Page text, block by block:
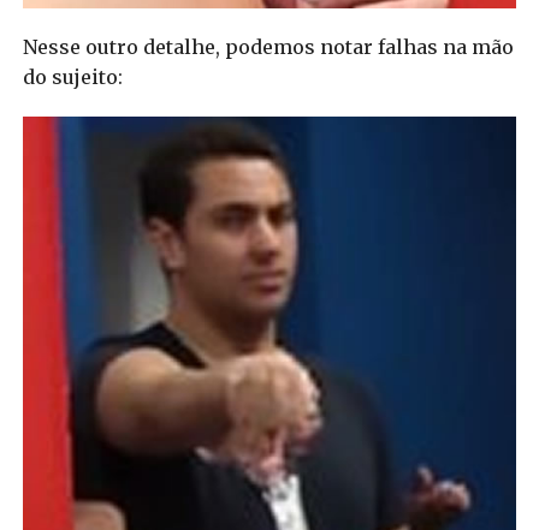
Nesse outro detalhe, podemos notar falhas na mão
do sujeito: